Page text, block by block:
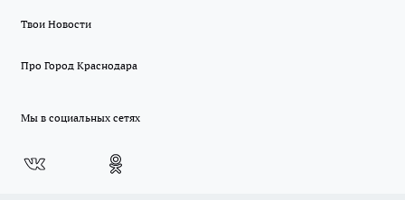
Твои Новости
Про Город Краснодара
Мы в социальных сетях